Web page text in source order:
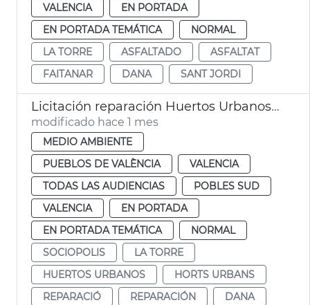
VALENCIA
EN PORTADA
EN PORTADA TEMÁTICA
NORMAL
LA TORRE
ASFALTADO
ASFALTAT
FAITANAR
DANA SANT JORDI
Licitación reparación Huertos Urbanos Sociópolis
modificado hace 1 mes
MEDIO AMBIENTE
PUEBLOS DE VALÈNCIA
VALENCIA
TODAS LAS AUDIENCIAS
POBLES SUD
VALENCIA
EN PORTADA
EN PORTADA TEMÁTICA
NORMAL
SOCIOPOLIS
LA TORRE
HUERTOS URBANOS
HORTS URBANS
REPARACIÓ
REPARACIÓN DANA